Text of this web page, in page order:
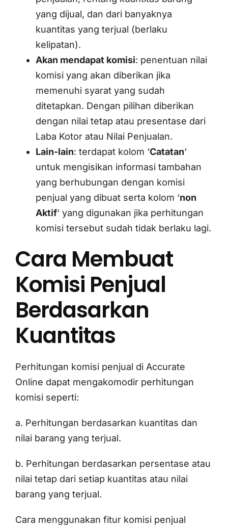
yang dijual, dan dari banyaknya
kuantitas yang terjual (berlaku
kelipatan).
Akan mendapat komisi: penentuan nilai
komisi yang akan diberikan jika
memenuhi syarat yang sudah
ditetapkan. Dengan pilihan diberikan
dengan nilai tetap atau presentase dari
Laba Kotor atau Nilai Penjualan.
Lain-lain: terdapat kolom ‘Catatan‘
untuk mengisikan informasi tambahan
yang berhubungan dengan komisi
penjual yang dibuat serta kolom ‘non
Aktif‘ yang digunakan jika perhitungan
komisi tersebut sudah tidak berlaku lagi.
Cara Membuat
Komisi Penjual
Berdasarkan
Kuantitas
Perhitungan komisi penjual di Accurate
Online dapat mengakomodir perhitungan
komisi seperti:
a. Perhitungan berdasarkan kuantitas dan
nilai barang yang terjual.
b. Perhitungan berdasarkan persentase atau
nilai tetap dari setiap kuantitas atau nilai
barang yang terjual.
Cara menggunakan fitur komisi penjual